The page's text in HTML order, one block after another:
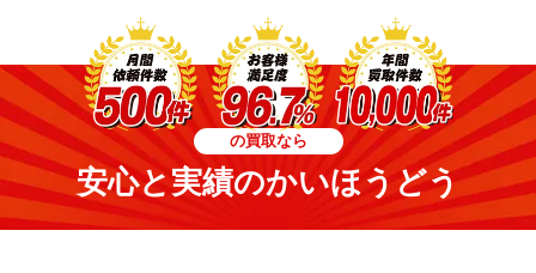
の買取なら
安心と実績のかいほうどう